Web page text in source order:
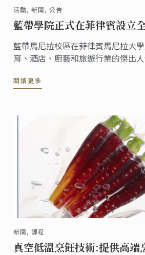
活動, 新聞, 公告
藍帶學院正式在菲律賓設立
藍帶馬尼拉校區在菲律賓馬尼拉大
育、酒店、廚藝和旅遊行業的傑出
兼首席執行官Andre J. Cointreau主
閱讀更多
新聞, 課程
真空低溫烹飪技術:提供高端